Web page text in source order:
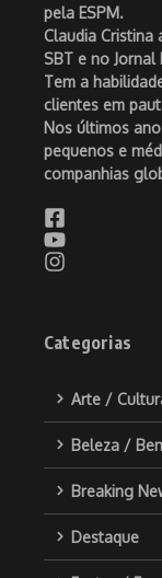
pela ESPM.
Claudia Cristina
SBT e no
Tem a
clientes em
Nos últimos
pequenos e
companhias
Categorias
Arte /
Beleza /
Breaking
Destaque